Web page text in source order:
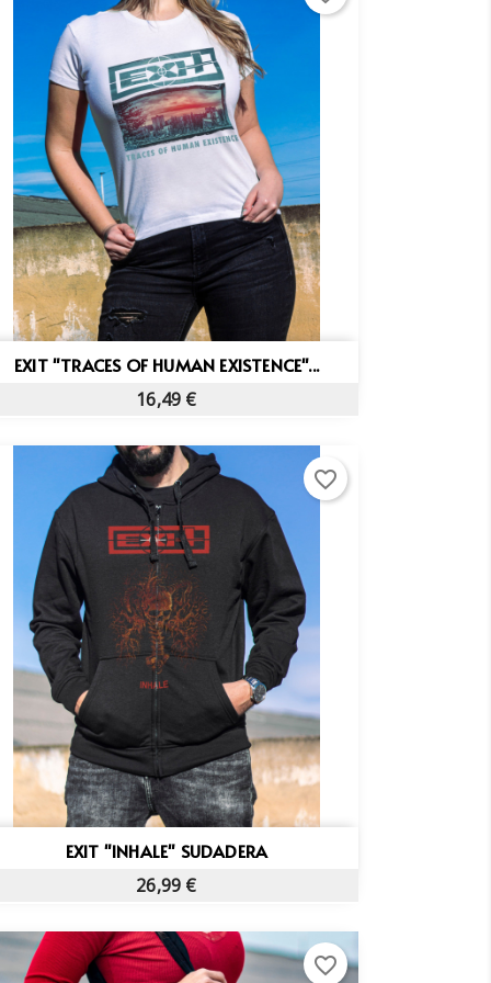
×
×
EXIT "TRACES OF HUMAN EXISTENCE"...
16,49 €
Vista rápida
EXIT "INHALE" SUDADERA
26,99 €
Vista rápida
favorite_border
favorite_border